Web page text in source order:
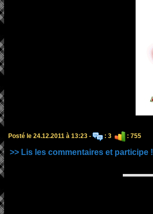
Posté le 24.12.2011 à 13:23 - : 3 : 755
>> Lis les commentaires et participe !